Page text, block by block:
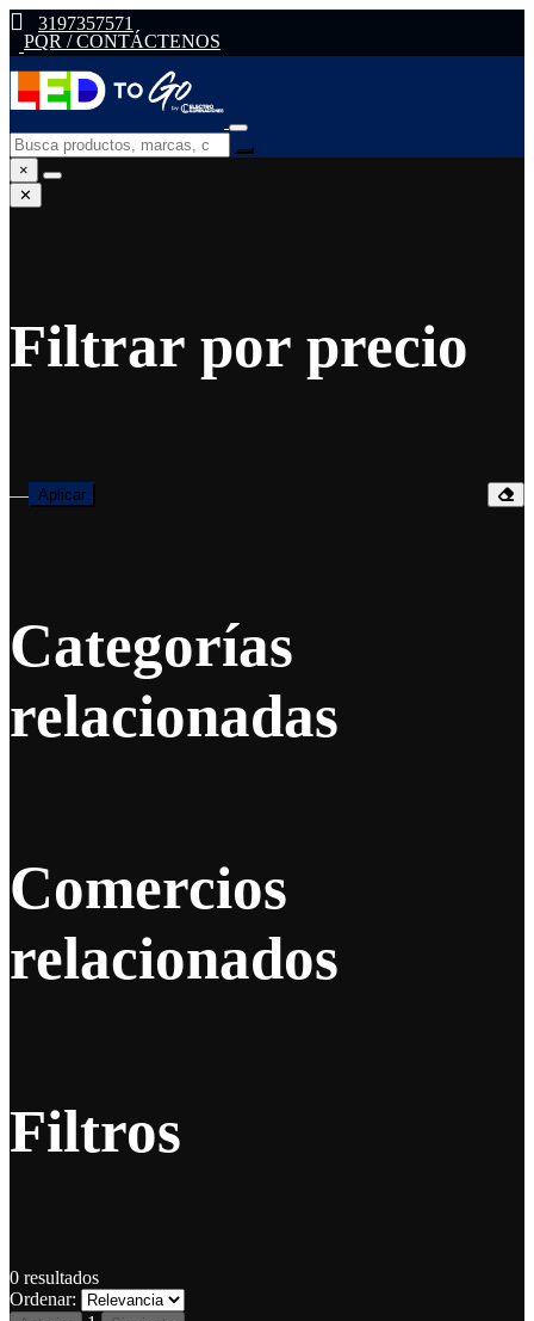
3197357571
PQR / CONTÁCTENOS
×
✕
Filtrar por precio
— Aplicar
Categorías
relacionadas
Comercios
relacionados
Filtros
0 resultados
Ordenar: